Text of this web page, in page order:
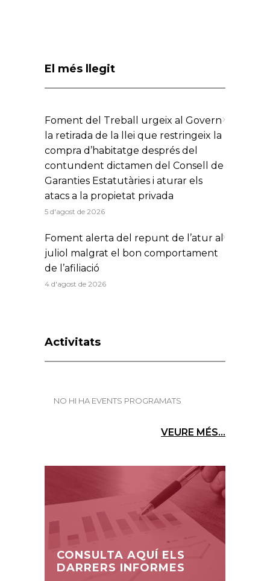
El més llegit
Foment del Treball urgeix al Govern
la retirada de la llei que restringeix la
compra d’habitatge després del
contundent dictamen del Consell de
Garanties Estatutàries i aturar els
atacs a la propietat privada
5 d'agost de 2026
Foment alerta del repunt de l’atur al
juliol malgrat el bon comportament
de l’afiliació
4 d'agost de 2026
Activitats
NO HI HA EVENTS PROGRAMATS
VEURE MÉS...
CONSULTA AQUÍ ELS
DARRERS INFORMES